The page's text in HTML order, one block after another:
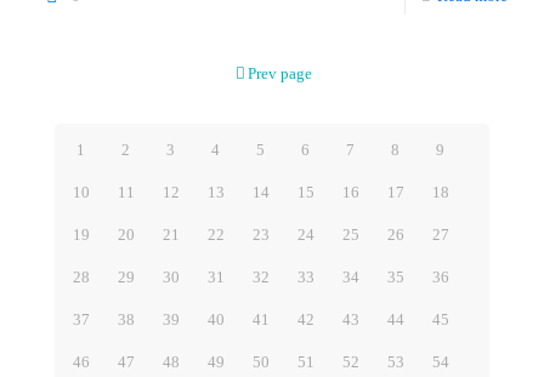
Prev page
1 2 3 4 5 6 7 8 9
10 11 12 13 14 15 16 17 18
19 20 21 22 23 24 25 26 27
28 29 30 31 32 33 34 35 36
37 38 39 40 41 42 43 44 45
46 47 48 49 50 51 52 53 54